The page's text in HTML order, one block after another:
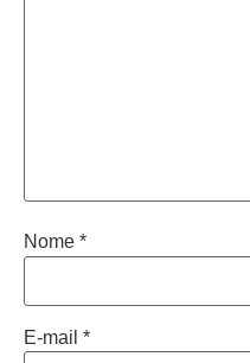
Nome *
E-mail *